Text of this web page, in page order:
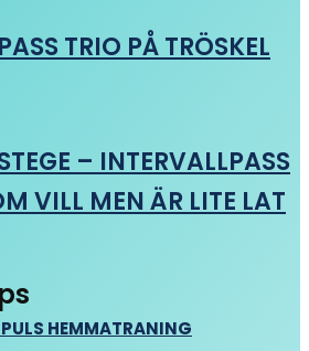
TRIO PÅ TRÖSKEL
– INTERVALLPASS
VILL MEN ÄR LITE LAT